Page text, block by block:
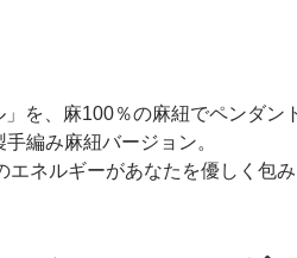
を、麻100％の麻紐でペンダン
編み麻紐バージョン。
ネルギーがあなたを優しく包